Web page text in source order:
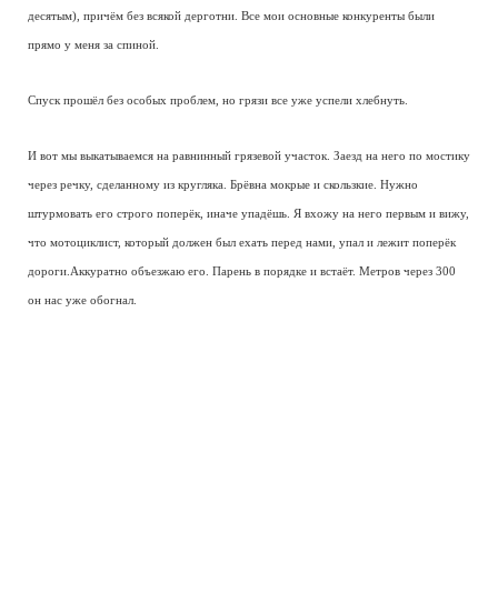
десятым), причём без всякой дерготни. Все мои основные конкуренты были
прямо у меня за спиной.
Спуск прошёл без особых проблем, но грязи все уже успели хлебнуть.
И вот мы выкатываемся на равнинный грязевой участок. Заезд на него по мостику
через речку, сделанному из кругляка. Брёвна мокрые и скользкие. Нужно
штурмовать его строго поперёк, иначе упадёшь. Я вхожу на него первым и вижу,
что мотоциклист, который должен был ехать перед нами, упал и лежит поперёк
дороги.Аккуратно объезжаю его. Парень в порядке и встаёт. Метров через 300
он нас уже обогнал.